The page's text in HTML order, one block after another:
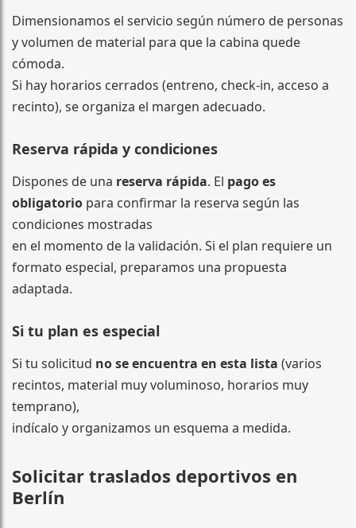
Dimensionamos el servicio según número de personas
y volumen de material para que la cabina quede
cómoda.
Si hay horarios cerrados (entreno, check-in, acceso a
recinto), se organiza el margen adecuado.
Reserva rápida y condiciones
Dispones de una reserva rápida. El pago es
obligatorio para confirmar la reserva según las
condiciones mostradas
en el momento de la validación. Si el plan requiere un
formato especial, preparamos una propuesta
adaptada.
Si tu plan es especial
Si tu solicitud no se encuentra en esta lista (varios
recintos, material muy voluminoso, horarios muy
temprano),
indícalo y organizamos un esquema a medida.
Solicitar traslados deportivos en
Berlín